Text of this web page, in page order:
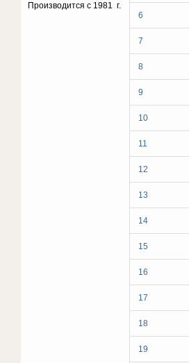
6
7
8
9
10
11
12
13
14
15
16
17
18
19
Производится с 1981 г.